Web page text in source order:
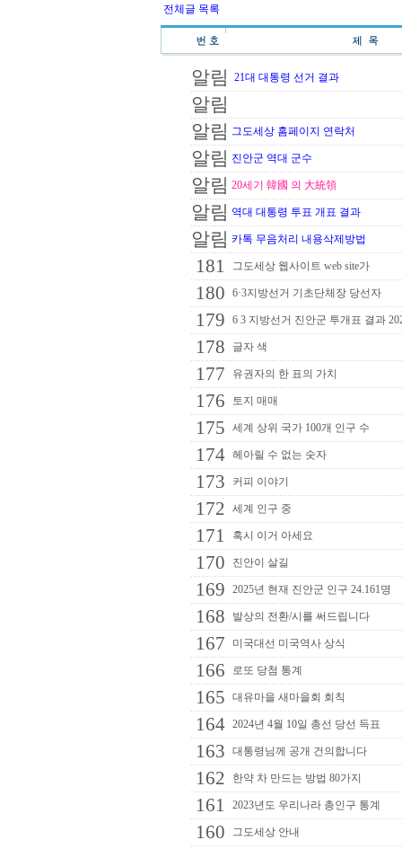
전체글 목록
알림 21대 대통령 선거 결과
알림
알림 그도세상 홈페이지 연락처
알림 진안군 역대 군수
알림 20세기 韓國 의 大統領
알림 역대 대통령 투표 개표 결과
알림 카톡 무음처리 내용삭제방법
181 그도세상 웹사이트 web site가
180 6·3지방선거 기초단체장 당선자
179 6 3 지방선거 진안군 투개표 결과
178 글자 색
177 유권자의 한 표의 가치
176 토지 매매
175 세계 상위 국가 100개 인구 수
174 헤아릴 수 없는 숫자
173 커피 이야기
172 세계 인구 중
171 혹시 이거 아세요
170 진안이 살길
169 2025년 현재 진안군 인구 24.161명
168 발상의 전환/시를 써드립니다
167 미국대선 미국역사 상식
166 로또 당첨 통계
165 대유마을 새마을회 회칙
164 2024년 4월 10일 총선 당선 득표
163 대통령님께 공개 건의합니다
162 한약 차 만드는 방법 80가지
161 2023년도 우리나라 총인구 통계
160 그도세상 안내